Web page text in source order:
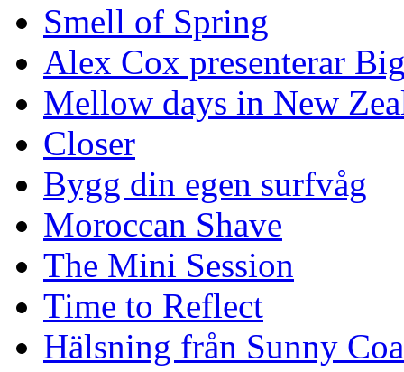
Smell of Spring
Alex Cox presenterar
Mellow days in New
Closer
Bygg din egen surfvåg
Moroccan Shave
The Mini Session
Time to Reflect
Hälsning från Sunny